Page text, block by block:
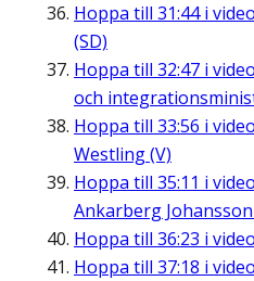
Hoppa till 31:44i
(SD)
Hoppa till 32:47 i
och
Hoppa till 33:56 i
Westling (V)
Hoppa till 35:11 i
Ankarberg Johansson
Hoppa till 36:23 i
Hoppa till 37:18 i